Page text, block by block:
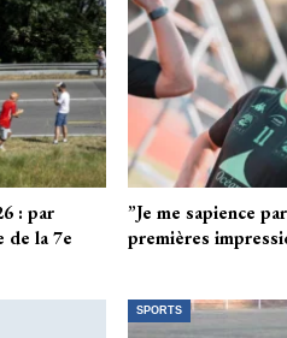
: par
de la 7e
”Je me sapience
premières
SPORTS